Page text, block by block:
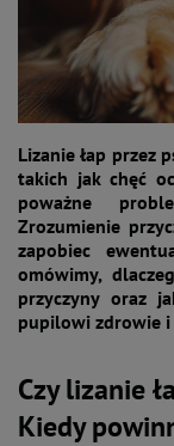
Lizanie łap przez
takich jak chęć
poważne
Zrozumienie
zapobiec
omówimy,
przyczyny oraz
pupilowi zdrowie
Czy lizanie
Kiedy